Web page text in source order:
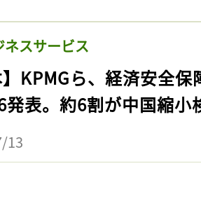
ネスサービス
】KPMGら、経済安全
発表。約6割が中国縮小
13